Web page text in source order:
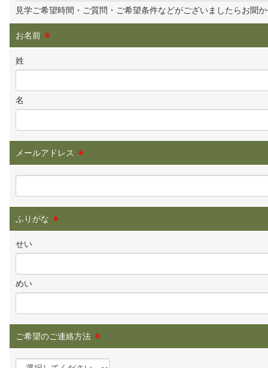
見学ご希望時間・ご質問・ご希望条件などがございましたらお聞
お名前 ※
姓
名
メールアドレス ※
ふりがな ※
せい
めい
ご希望のご連絡方法 ※